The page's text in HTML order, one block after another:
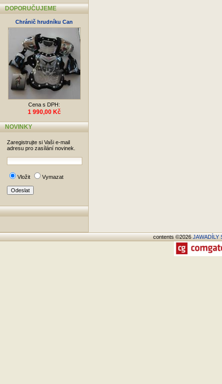
DOPORUČUJEME
Chránič hrudníku Can
Cena s DPH:
1 990,00 Kč
NOVINKY
Zaregistrujte si Vaši e-mail
adresu pro zasílání novinek.
Vložit Vymazat
contents ©2026JAWADÍLY